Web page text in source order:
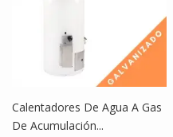
Calentadores De Agua A Gas
De Acumulación...